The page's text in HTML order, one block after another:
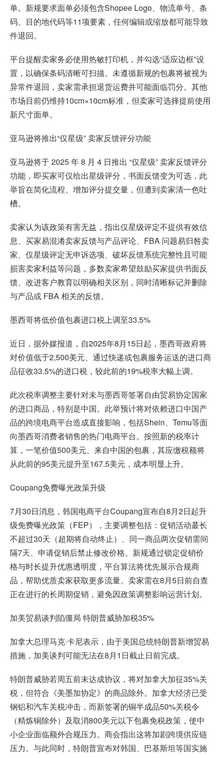
单。新规要求面单必须包含Shopee Logo、物流单号、条
码、目的地代码等11项要素，任何编辑或缩放都可能导致
件退回。
平台提醒卖家务必使用热敏打印机，并勾选“适应边框”设
置，以确保条码清晰可扫描。未遵循新规的包裹将被视为
异常件退回，卖家需承担退货运费并可能面临罚分。其他
市场目前仍维持10cm×10cm标准，但卖家可选择提前使用
新尺寸面单。
亚马逊将推出“仅星级” 卖家反馈评分功能
亚马逊将于 2025 年 8 月 4 日推出 “仅星级” 卖家反馈评分
功能，即买家可仅给出星级评分，书面反馈变为可选，此
举旨在简化流程、增加评分提交量，但遭到卖家清一色吐
槽。
卖家认为该政策有害无益，指出仅星级评定不提供有效信
息、买家易混淆卖家反馈与产品评论、FBA 问题易归咎卖
家、仅星级评定无申诉选项、破坏反馈系统完整性且可能
损害卖家利益等问题，多数卖家希望鼓励买家提供书面反
馈、改进客户教育以明确相关区别，同时清晰标记并删除
与产品或 FBA 相关的反馈。
墨西哥将低价值包裹进口税上调至33.5%
近日，据外媒报道，自2025年8月15日起，墨西哥政府将
对价值低于2,500美元、通过快递或包裹服务运送的进口商
品征收33.5%的进口税，较此前的19%税率大幅上调。
此次税率调整主要针对未与墨西哥签署自由贸易协定国家
的进口商品，特别是中国。此举预计将对依赖进口中国产
品的跨境电商平台造成直接影响，包括Shein、Temu等面
向墨西哥消费者销售的热门电商平台。按照新的税率计
算，一笔价值500美元、来自中国的包裹，其应缴税额将
从此前的95美元提升至167.5美元，成本明显上升。
Coupang免费曝光政策升级
7月30日消息，韩国电商平台Coupang宣布自8月2日起升
级免费曝光政策（FEP），主要调整包括：促销活动蕞长
不超过30天（超期将自动终止）、同一商品两次促销需间
隔7天、申请促销后禁止修改价格。新规通过锁定促销价
格与时长提升优惠透明度，平台算法将优先展示合规商
品，帮助优质卖家获取更多流量。卖家需在8月5日前自查
正在进行的长周期促销，避免因政策调整影响运营计划。
加美贸易谈判陷僵局 特朗普威胁加税35%
加拿大总理马克·卡尼表示，由于美国总统特朗普新增贸易
措施，加美谈判可能无法在8月1日截止日前完成。
特朗普威胁若周五前未达成协议，将对加拿大加征35%关
税，但符合《美墨加协定》的商品除外。加拿大经济已受
钢铝和汽车关税冲击，而新签署的铜半成品50%关税令
（精炼铜除外）及取消800美元以下包裹免税政策，使中
小企业面临额外合规压力。商会指出这将加剧跨境供应链
压力。与此同时，特朗普宣布对韩国、巴基斯坦等国实施